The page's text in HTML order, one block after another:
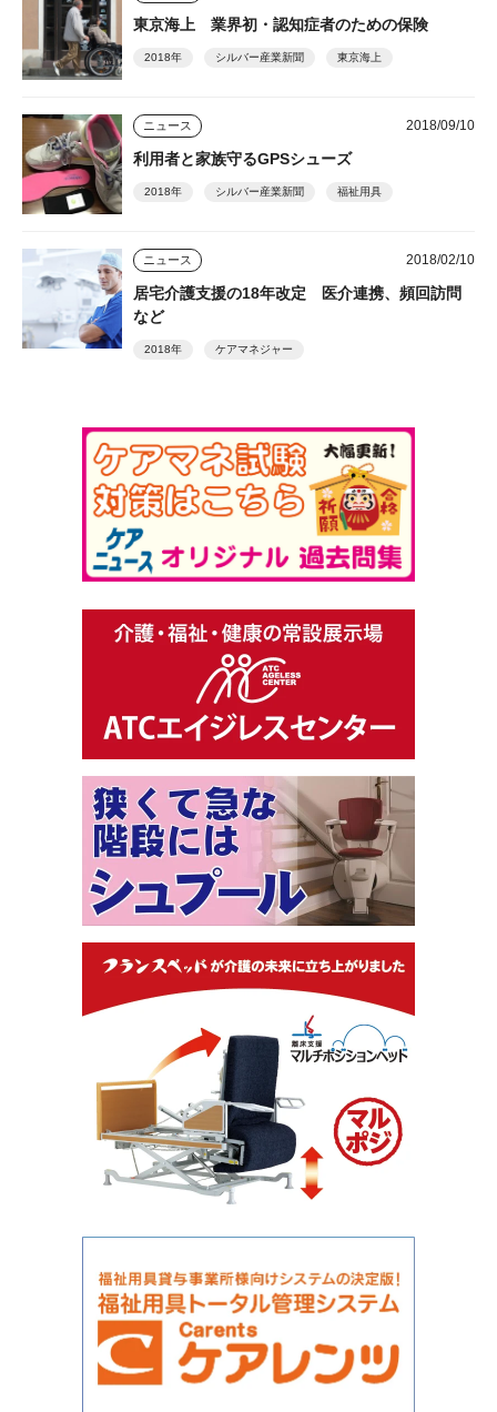
東京海上 業界初・認知症者のための保険
2018年 シルバー産業新聞 東京海上
ニュース 2018/09/10
利用者と家族守るGPSシューズ
2018年 シルバー産業新聞 福祉用具
ニュース 2018/02/10
居宅介護支援の18年改定 医介連携、頻回訪問
など
2018年 ケアマネジャー